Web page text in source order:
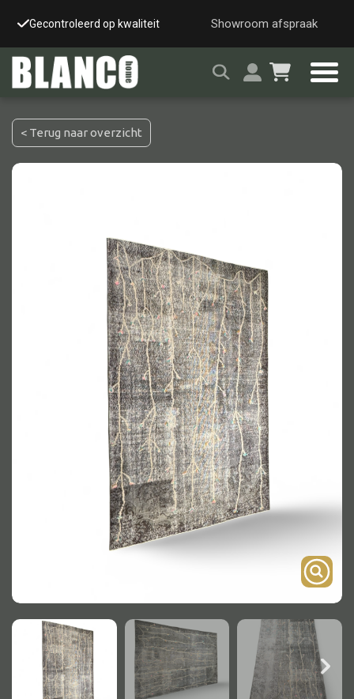
Gecontroleerd op kwaliteit Snelle & veilige
Showroom afspraak
Boekenkast
Dressoir
Nachtkast
Kast overige
< Terug naar overzicht